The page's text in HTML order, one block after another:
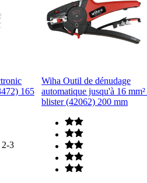
165
2-3
Wiha Outil de dénudage
automatique jusqu'à 16 mm²
blister (42062) 200 mm